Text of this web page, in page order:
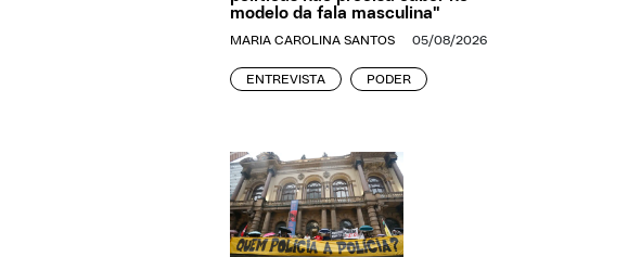
modelo da fala masculina"
MARIA CAROLINA SANTOS 05/08/2026
ENTREVISTA PODER